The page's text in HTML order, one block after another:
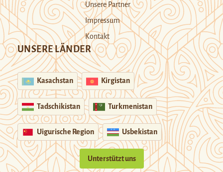
Unsere Partner
Impressum
Kontakt
UNSERE LÄNDER
Kasachstan Kirgistan
Tadschikistan Turkmenistan
Uigurische Region Usbekistan
Unterstützt uns